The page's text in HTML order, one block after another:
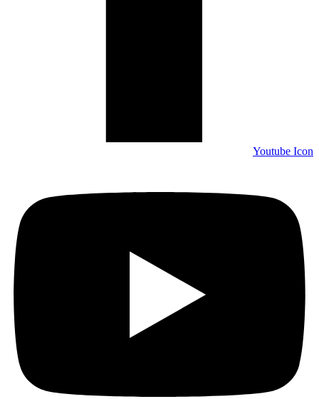
Youtube Icon